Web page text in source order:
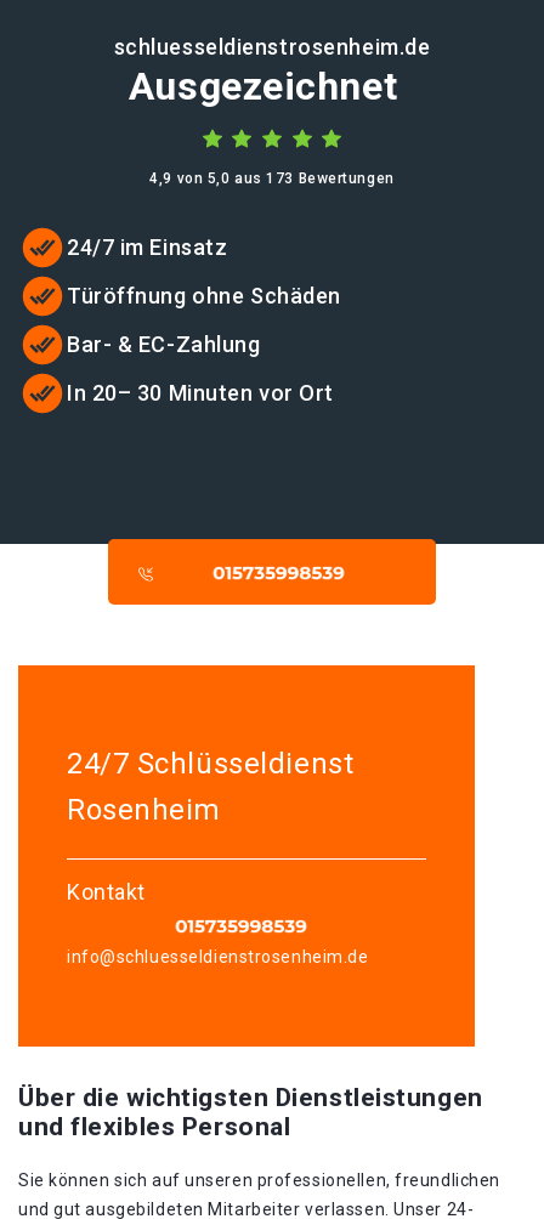
schluesseldienstrosenheim.de
Ausgezeichnet
4,9 von 5,0 aus 173 Bewertungen
24/7 im Einsatz
Türöffnung ohne Schäden
Bar- & EC-Zahlung
In 20– 30 Minuten vor Ort
24/7 Schlüsseldienst
Rosenheim
Kontakt
info@schluesseldienstrosenheim.de
Über die wichtigsten Dienstleistungen
und flexibles Personal
Sie können sich auf unseren professionellen, freundlichen
und gut ausgebildeten Mitarbeiter verlassen. Unser 24-